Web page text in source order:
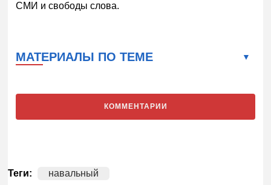
СМИ и свободы слова.
МАТЕРИАЛЫ ПО ТЕМЕ
КОММЕНТАРИИ
Теги: навальный